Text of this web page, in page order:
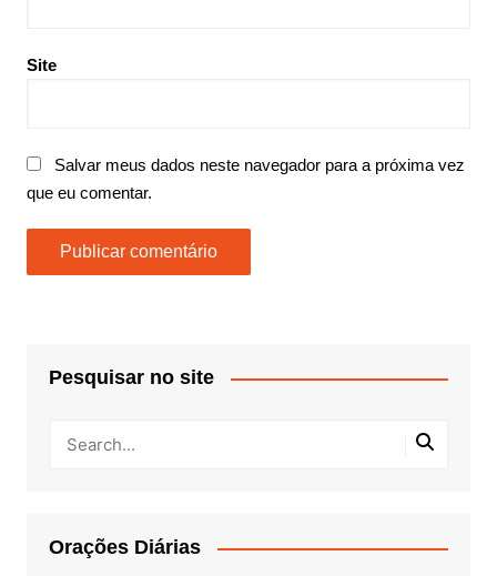
Site
Salvar meus dados neste navegador para a próxima vez
que eu comentar.
Pesquisar no site
Orações Diárias